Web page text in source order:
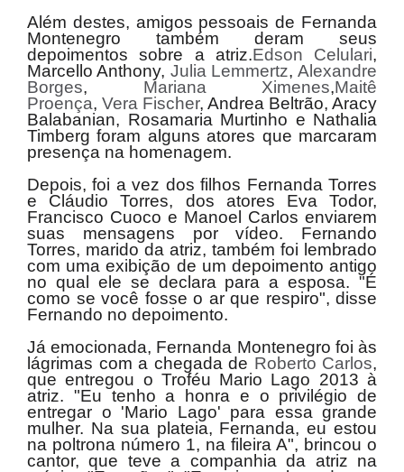
Além destes, amigos pessoais de Fernanda
Montenegro também deram seus
depoimentos sobre a atriz.Edson Celulari,
Marcello Anthony, Julia Lemmertz, Alexandre
Borges, Mariana Ximenes,Maitê
Proença, Vera Fischer, Andrea Beltrão, Aracy
Balabanian, Rosamaria Murtinho e Nathalia
Timberg foram alguns atores que marcaram
presença na homenagem.
Depois, foi a vez dos filhos Fernanda Torres
e Cláudio Torres, dos atores Eva Todor,
Francisco Cuoco e Manoel Carlos enviarem
suas mensagens por vídeo. Fernando
Torres, marido da atriz, também foi lembrado
com uma exibição de um depoimento antigo
no qual ele se declara para a esposa. "É
como se você fosse o ar que respiro", disse
Fernando no depoimento.
Já emocionada, Fernanda Montenegro foi às
lágrimas com a chegada de Roberto Carlos,
que entregou o Troféu Mario Lago 2013 à
atriz. "Eu tenho a honra e o privilégio de
entregar o 'Mario Lago' para essa grande
mulher. Na sua plateia, Fernanda, eu estou
na poltrona número 1, na fileira A", brincou o
cantor, que teve a companhia da atriz na